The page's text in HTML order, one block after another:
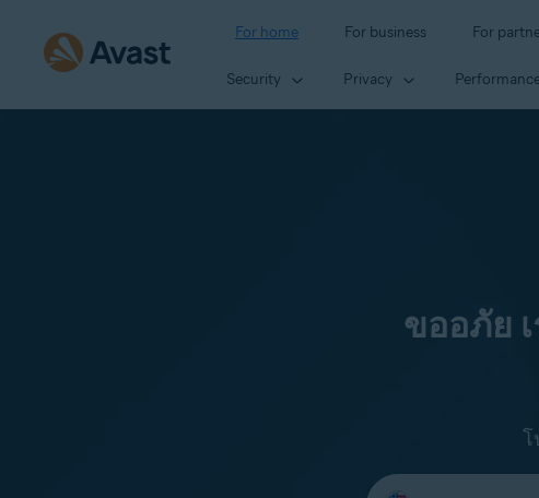
For home For business For
Security Privacy
ขออภัย
โ
Select